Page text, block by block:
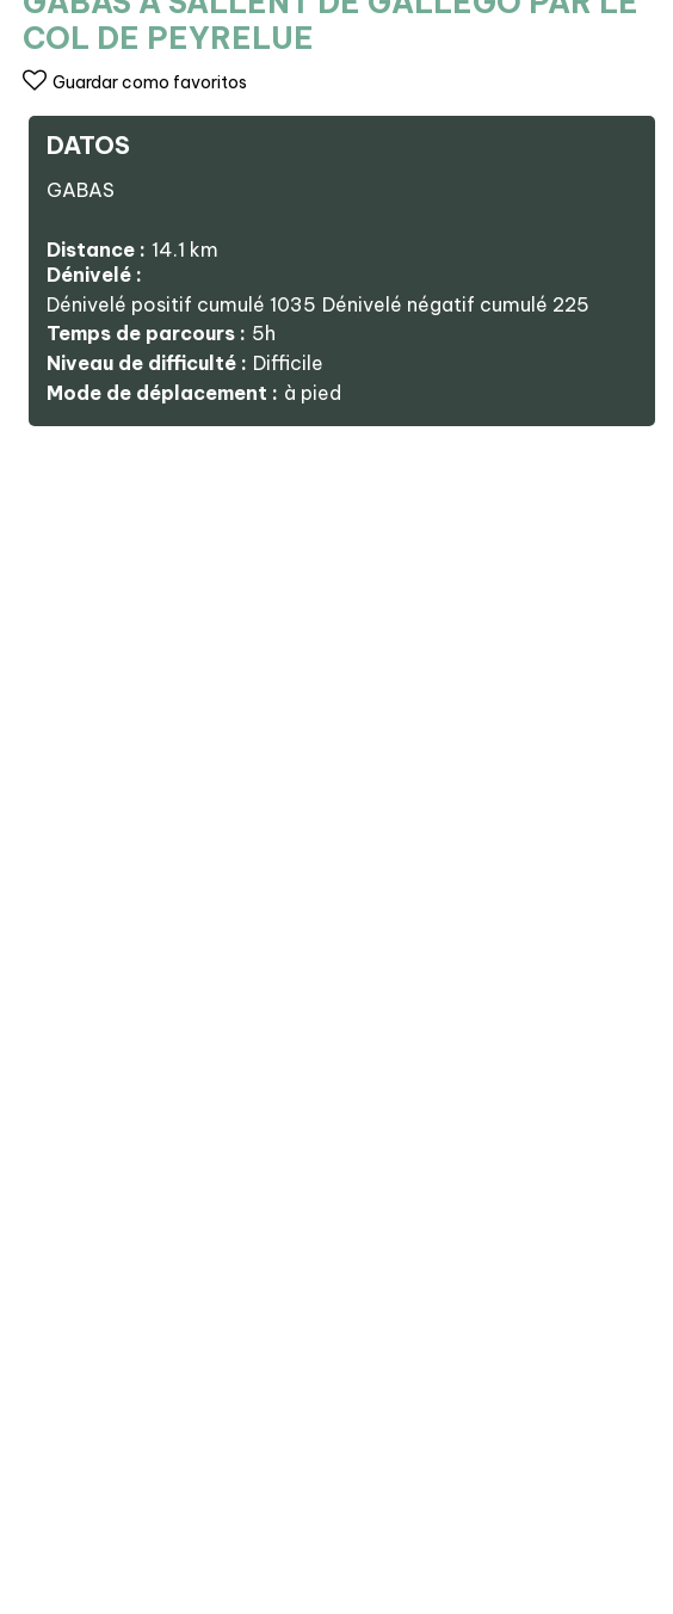
COL DE PEYRELUE
Guardar como favoritos
DATOS
GABAS
Distance : 14.1 km
Dénivelé :
Dénivelé positif cumulé 1035 Dénivelé négatif cumulé 225
Temps de parcours : 5h
Niveau de difficulté : Difficile
Mode de déplacement : à pied